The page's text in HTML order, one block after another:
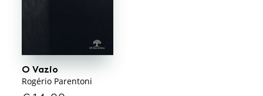
O Vazio
Rogério Parentoni